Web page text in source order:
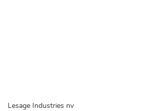
Lesage Industries nv